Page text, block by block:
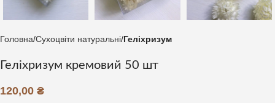
Головна Сухоцвіти натуральні Геліхризум
Геліхризум кремовий 50 шт
120,00 ₴